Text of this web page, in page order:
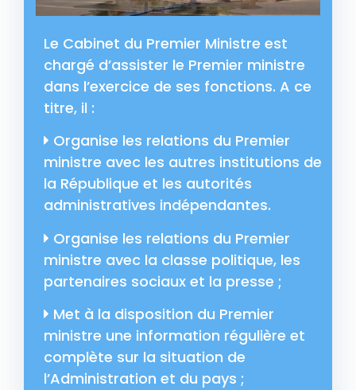
Le Cabinet du Premier Ministre est
chargé d’assister le Premier ministre
dans l’exercice de ses fonctions. A ce
titre, il :
Organise les relations du Premier
ministre avec les autres institutions de
la République et les autorités
administratives indépendantes.
Organise les relations du Premier
ministre avec la classe politique, les
partenaires sociaux et la presse ;
Met à la disposition du Premier
ministre une information régulière et
complète sur la situation de
l’Administration et du pays ;